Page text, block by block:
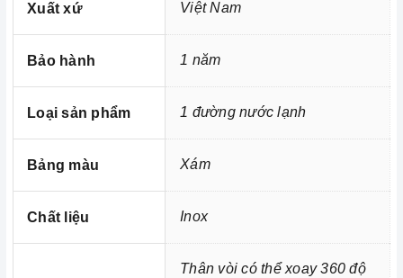
những người nội trợ vừa phải làm nhiều công việc lại
còn chăm sóc cho bữa ăn của gia đình mình.
Xuất xứ Việt Nam
Bảo hành 1 năm
Loại sản phẩm 1 đường nước lạnh
Bảng màu Xám
Chất liệu Inox
Thân vòi có thể xoay 360 độ